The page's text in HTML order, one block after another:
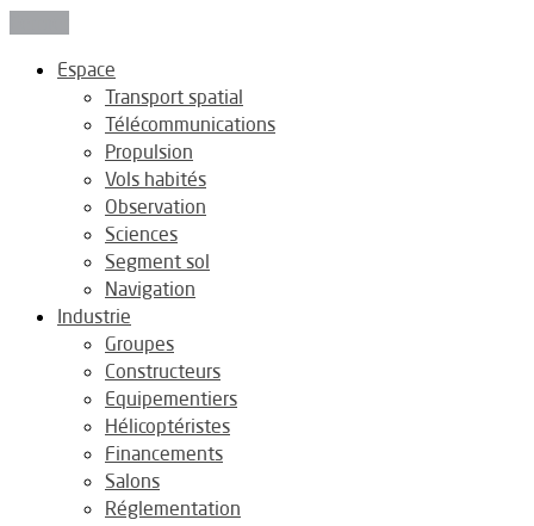
Espace
Transport spatial
Télécommunications
Propulsion
Vols habités
Observation
Sciences
Segment sol
Navigation
Industrie
Groupes
Constructeurs
Equipementiers
Hélicoptéristes
Financements
Salons
Réglementation